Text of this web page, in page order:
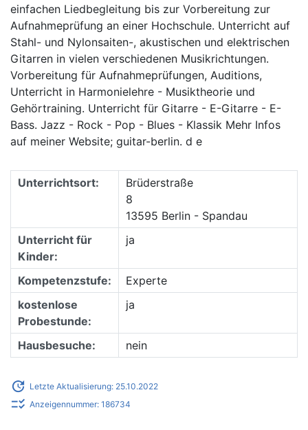
einfachen Liedbegleitung bis zur Vorbereitung zur
Aufnahmeprüfung an einer Hochschule. Unterricht auf
Stahl- und Nylonsaiten-, akustischen und elektrischen
Gitarren in vielen verschiedenen Musikrichtungen.
Vorbereitung für Aufnahmeprüfungen, Auditions,
Unterricht in Harmonielehre - Musiktheorie und
Gehörtraining. Unterricht für Gitarre - E-Gitarre - E-
Bass. Jazz - Rock - Pop - Blues - Klassik Mehr Infos
auf meiner Website; guitar-berlin. d e
Unterrichtsort:
Brüderstraße
8
13595 Berlin - Spandau
Unterricht für
Kinder:
ja
Kompetenzstufe:
Experte
kostenlose
Probestunde:
ja
Hausbesuche: nein
update Letzte Aktualisierung: 25.10.2022
checklist_rtl Anzeigennummer: 186734